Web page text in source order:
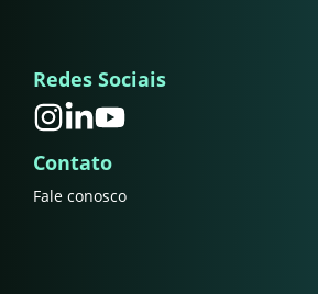
Redes Sociais
Contato
Fale conosco